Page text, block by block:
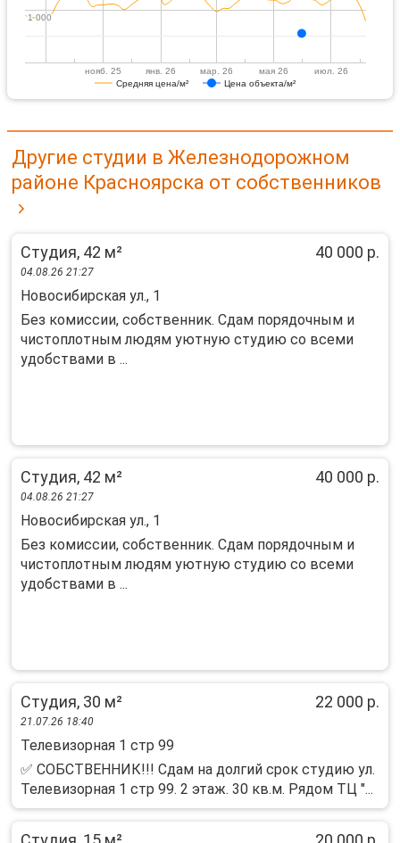
Средняя цена/м² Цена объекта/м²
нояб. 25 янв. 26 мар. 26 мая 26 июл. 26
1 000
1 000
Другие студии в Железнодорожном
районе Красноярска от собственников
Студия, 42 м² 40 000 р.
04.08.26 21:27
Новосибирская ул., 1
Без комиссии, собственник. Сдам порядочным и
чистоплотным людям уютную студию со всеми
удобствами в ...
Студия, 42 м² 40 000 р.
04.08.26 21:27
Новосибирская ул., 1
Без комиссии, собственник. Сдам порядочным и
чистоплотным людям уютную студию со всеми
удобствами в ...
Студия, 30 м² 22 000 р.
21.07.26 18:40
Телевизорная 1 стр 99
✅ СОБСТВЕННИК!!! Сдам на долгий срок студию ул.
Телевизорная 1 стр 99. 2 этаж. 30 кв.м. Рядом ТЦ "...